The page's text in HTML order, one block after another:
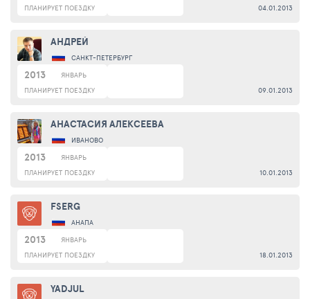
ПЛАНИРУЕТ ПОЕЗДКУ
04.01.2013
АНДРЕЙ
САНКТ-ПЕТЕРБУРГ
2013
ЯНВАРЬ
ПЛАНИРУЕТ ПОЕЗДКУ
09.01.2013
АНАСТАСИЯ АЛЕКСЕЕВА
ИВАНОВО
2013
ЯНВАРЬ
ПЛАНИРУЕТ ПОЕЗДКУ
10.01.2013
FSERG
АНАПА
2013
ЯНВАРЬ
ПЛАНИРУЕТ ПОЕЗДКУ
18.01.2013
YADJUL